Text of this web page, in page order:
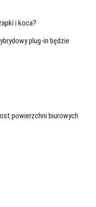
i koca?
plug-in będzie
powierzchni biurowych